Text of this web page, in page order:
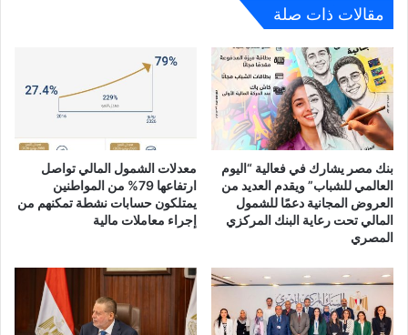
مقالات ذات صلة
بنك مصر يشارك في فعالية “اليوم
العالمي للشباب” ويقدم العديد من
العروض المجانية دعمًا للشمول
المالي تحت رعاية البنك المركزي
المصري
معدلات الشمول المالي تواصل
ارتفاعها 79% من المواطنين
يمتلكون حسابات نشطة تمكنهم من
إجراء معاملات مالية